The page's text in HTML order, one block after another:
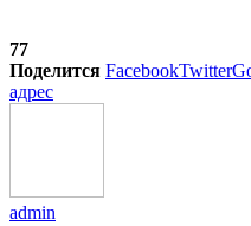
77
Поделится FacebookTwitter
адрес
admin